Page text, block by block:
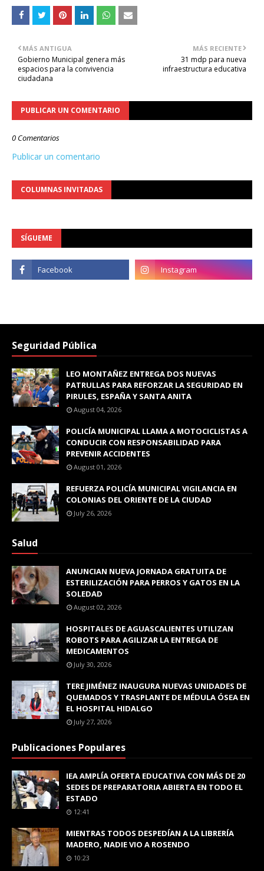
MÁS RECIENTE
31 mdp para nueva
infraestructura educativa
MÁS ANTIGUA
Gobierno Municipal genera más
espacios para la convivencia
ciudadana
PUBLICAR UN COMENTARIO
0 Comentarios
Publicar un comentario
COLUMNAS INVITADAS
SÍGUEME
Seguridad Pública
LEO MONTAÑEZ ENTREGA DOS NUEVAS
PATRULLAS PARA REFORZAR LA SEGURIDAD EN
PIRULES, ESPAÑA Y SANTA ANITA
August 04, 2026
POLICÍA MUNICIPAL LLAMA A MOTOCICLISTAS A
CONDUCIR CON RESPONSABILIDAD PARA
PREVENIR ACCIDENTES
August 01, 2026
REFUERZA POLICÍA MUNICIPAL VIGILANCIA EN
COLONIAS DEL ORIENTE DE LA CIUDAD
July 26, 2026
Salud
ANUNCIAN NUEVA JORNADA GRATUITA DE
ESTERILIZACIÓN PARA PERROS Y GATOS EN LA
SOLEDAD
August 02, 2026
HOSPITALES DE AGUASCALIENTES UTILIZAN
ROBOTS PARA AGILIZAR LA ENTREGA DE
MEDICAMENTOS
July 30, 2026
TERE JIMÉNEZ INAUGURA NUEVAS UNIDADES DE
QUEMADOS Y TRASPLANTE DE MÉDULA ÓSEA EN
EL HOSPITAL HIDALGO
July 27, 2026
Publicaciones Populares
IEA AMPLÍA OFERTA EDUCATIVA CON MÁS DE 20
SEDES DE PREPARATORIA ABIERTA EN TODO EL
ESTADO
12:41
MIENTRAS TODOS DESPEDÍAN A LA LIBRERÍA
MADERO, NADIE VIO A ROSENDO
10:23